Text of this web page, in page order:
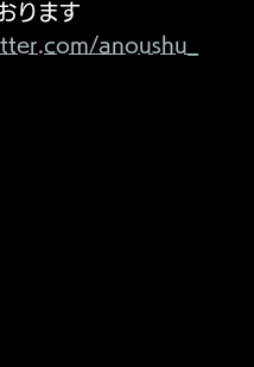
ります
anoushu_